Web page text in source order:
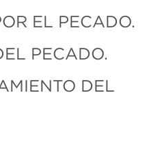
EL PECADO.
PECADO.
DEL